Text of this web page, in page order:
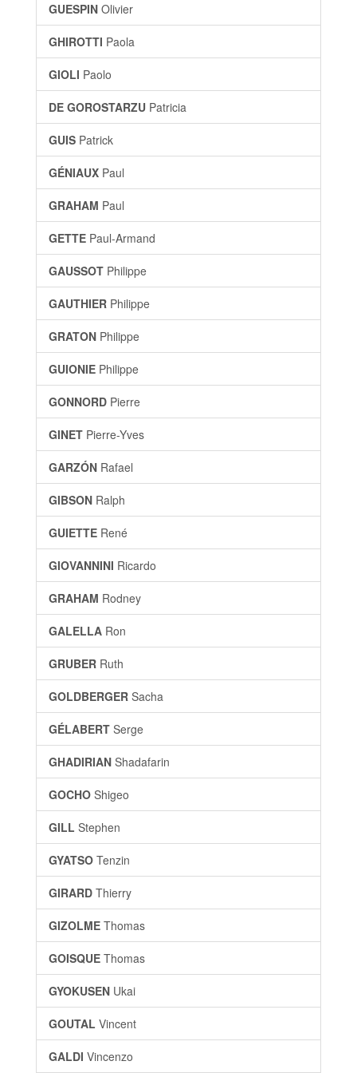
GUESPIN Olivier
GHIROTTI Paola
GIOLI Paolo
DE GOROSTARZU Patricia
GUIS Patrick
GÉNIAUX Paul
GRAHAM Paul
GETTE Paul-Armand
GAUSSOT Philippe
GAUTHIER Philippe
GRATON Philippe
GUIONIE Philippe
GONNORD Pierre
GINET Pierre-Yves
GARZÓN Rafael
GIBSON Ralph
GUIETTE René
GIOVANNINI Ricardo
GRAHAM Rodney
GALELLA Ron
GRUBER Ruth
GOLDBERGER Sacha
GÉLABERT Serge
GHADIRIAN Shadafarin
GOCHO Shigeo
GILL Stephen
GYATSO Tenzin
GIRARD Thierry
GIZOLME Thomas
GOISQUE Thomas
GYOKUSEN Ukai
GOUTAL Vincent
GALDI Vincenzo